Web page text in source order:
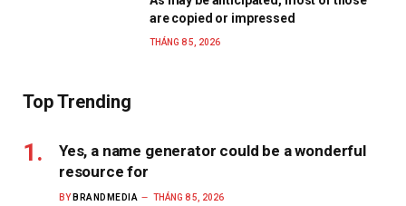
are copied or impressed
THÁNG 8 5, 2026
Top Trending
Yes, a name generator could be a wonderful
resource for
BY BRANDMEDIA THÁNG 8 5, 2026